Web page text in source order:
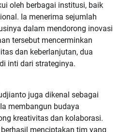
oleh berbagai institusi, baik
Ia menerima sejumlah
dalam mendorong inovasi
tersebut mencerminkan
dan keberlanjutan, dua
inti dari strateginya.
juga dikenal sebagai
membangun budaya
kreativitas dan kolaborasi.
menciptakan tim yang